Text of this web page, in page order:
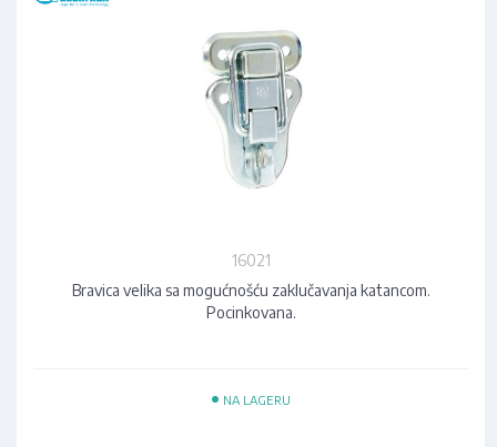
16021
Bravica velika sa mogućnošću zaklučavanja katancom.
Pocinkovana.
• NA LAGERU